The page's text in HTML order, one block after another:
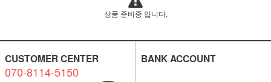
상품 준비중 입니다.
CUSTOMER CENTER
070-8114-5150
BANK ACCOUNT